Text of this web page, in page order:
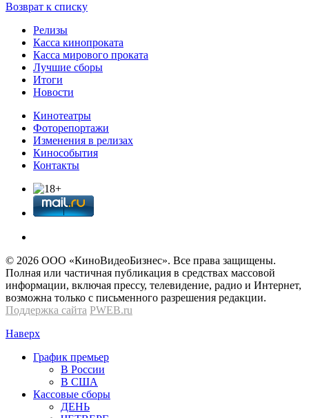
Возврат к списку
Релизы
Касса кинопроката
Касса мирового проката
Лучшие сборы
Итоги
Новости
Кинотеатры
Фоторепортажи
Изменения в релизах
Кинособытия
Контакты
© 2026 OOО «КиноВидеоБизнес». Все права защищены.
Полная или частичная публикация в средствах массовой
информации, включая прессу, телевидение, радио и Интернет,
возможна только с письменного разрешения редакции.
Поддержка сайта PWEB.ru
Наверх
График премьер
В России
В США
Кассовые сборы
ДЕНЬ